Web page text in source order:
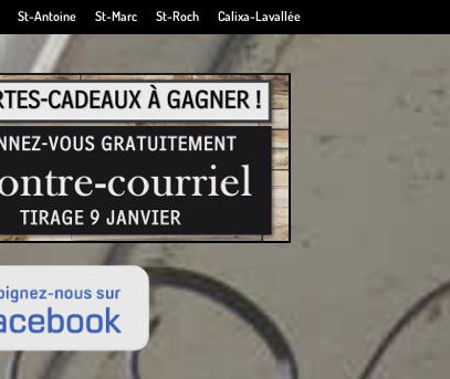
St-Antoine St-Marc St-Roch Calixa-Lavallée